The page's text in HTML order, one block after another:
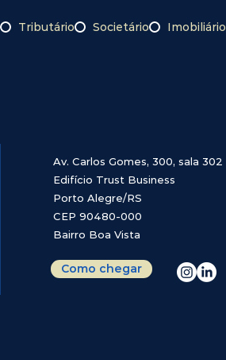
Tributário Societário Imobiliário
Av. Carlos Gomes, 300, sala 302
Edifício Trust Business
Porto Alegre/RS
CEP 90480-000
Bairro Boa Vista
Como chegar